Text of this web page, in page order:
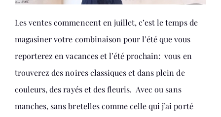
Les ventes commencent en juillet, c’est le temps de
magasiner votre combinaison pour l’été que vous
reporterez en vacances et l’été prochain: vous en
trouverez des noires classiques et dans plein de
couleurs, des rayés et des fleuris. Avec ou sans
manches, sans bretelles comme celle qui j’ai porté